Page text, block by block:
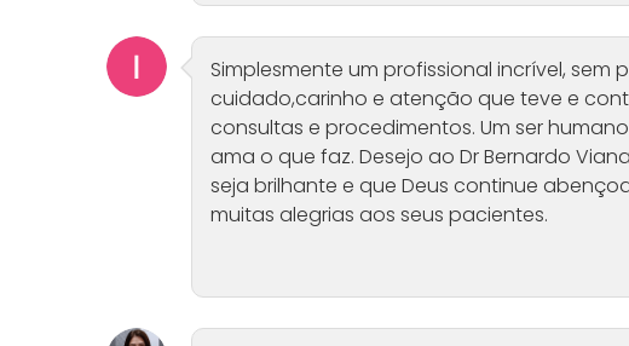
Simplesmente um profissional incrível,
cuidado,carinho e atenção que teve e
consultas e procedimentos. Um ser
ama o que faz. Desejo ao Dr Bernardo
seja brilhante e que Deus continue
muitas alegrias aos seus pacientes.